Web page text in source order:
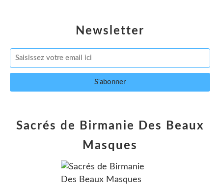
Newsletter
Sacrés de Birmanie Des Beaux
Masques